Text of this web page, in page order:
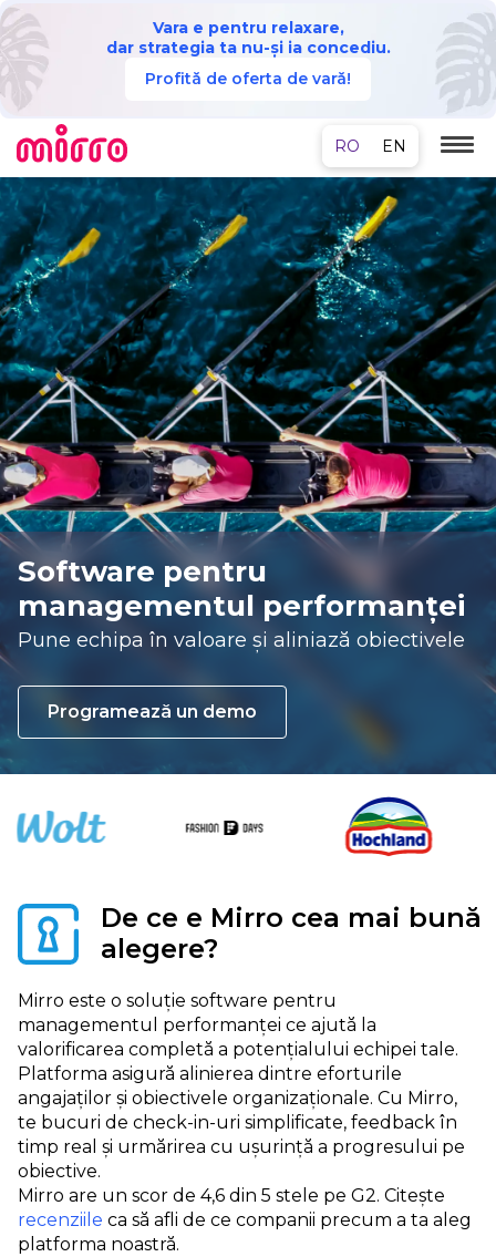
Vara e pentru relaxare,
dar strategia ta nu-și ia concediu.
Profită de oferta de vară!
Software pentru
managementul performanței
Pune echipa în valoare și aliniază obiectivele
Programează un demo
De ce e Mirro cea mai bună
alegere?
Mirro este o soluție software pentru
managementul performanței ce ajută la
valorificarea completă a potențialului echipei tale.
Platforma asigură alinierea dintre eforturile
angajaților și obiectivele organizaționale. Cu Mirro,
te bucuri de check-in-uri simplificate, feedback în
timp real și urmărirea cu ușurință a progresului pe
obiective.
Mirro are un scor de 4,6 din 5 stele pe G2. Citește
recenziile ca să afli de ce companii precum a ta aleg
platforma noastră.